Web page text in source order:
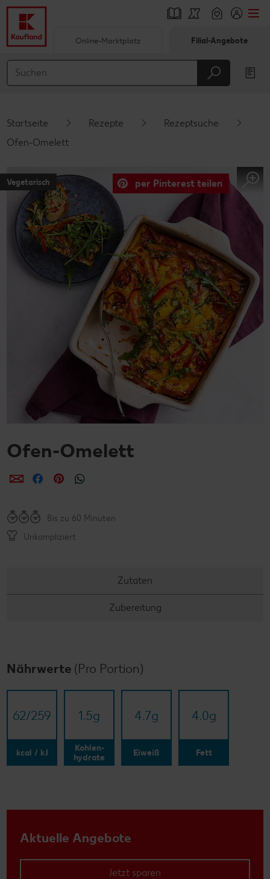
Hauptinhalt
Schwebender Seitenbereich
Online-Marktplatz Filial-Angebote
Startseite Rezepte
Rezeptsuche
Ofen-Omelett
Vegetarisch per Pinterest teilen
Ofen-Omelett
per E-Mail teilen
per Facebook teilen
per Pinterest teilen
Bis zu 60 Minuten
Unkompliziert
Zutaten
Zubereitung
Nährwerte (Pro Portion)
62/​259
kcal / kJ
1.5g
Kohlen-
hydrate
4.7g
Eiweiß
4.0g
Fett
Aktuelle Angebote
Jetzt sparen